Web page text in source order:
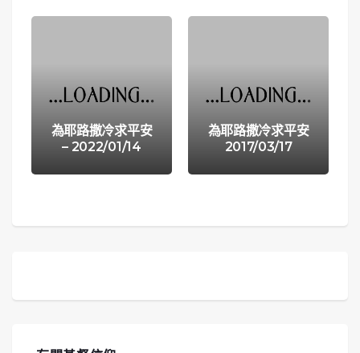
為耶路撒冷求平安
– 2022/01/14
為耶路撒冷求平安
2017/03/17